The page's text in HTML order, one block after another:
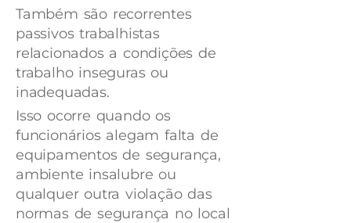
Também são recorrentes
passivos trabalhistas
relacionados a condições de
trabalho inseguras ou
inadequadas.
Isso ocorre quando os
funcionários alegam falta de
equipamentos de segurança,
ambiente insalubre ou
qualquer outra violação das
normas de segurança no local